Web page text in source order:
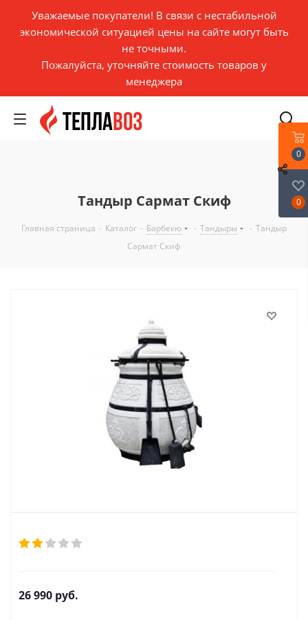
Уважаемые покупатели! В связи с нестабильной
экономической ситуацией цены на сайте могут быть
не точными.
Пожалуйста, уточняйте стоимость товаров у
менеджера
Тандыр Сармат Скиф
Главная страница - Каталог - Барбекю - Тандыры - Тандыр
Сармат Скиф
26 990 руб.
0
0